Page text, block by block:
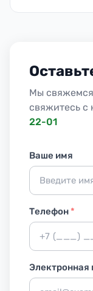
Мы свяжемся
свяжитесь с
22-01
Ваше имя
Телефон*
Электронная